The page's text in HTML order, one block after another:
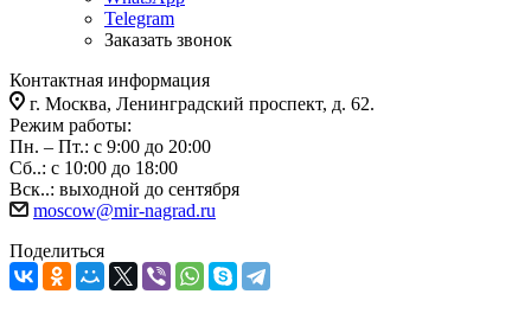
Telegram
Заказать звонок
Контактная информация
г. Москва, Ленинградский проспект, д. 62.
Режим работы:
Пн. – Пт.: с 9:00 до 20:00
Сб..: с 10:00 до 18:00
Вск..: выходной до сентября
moscow@mir-nagrad.ru
Поделиться